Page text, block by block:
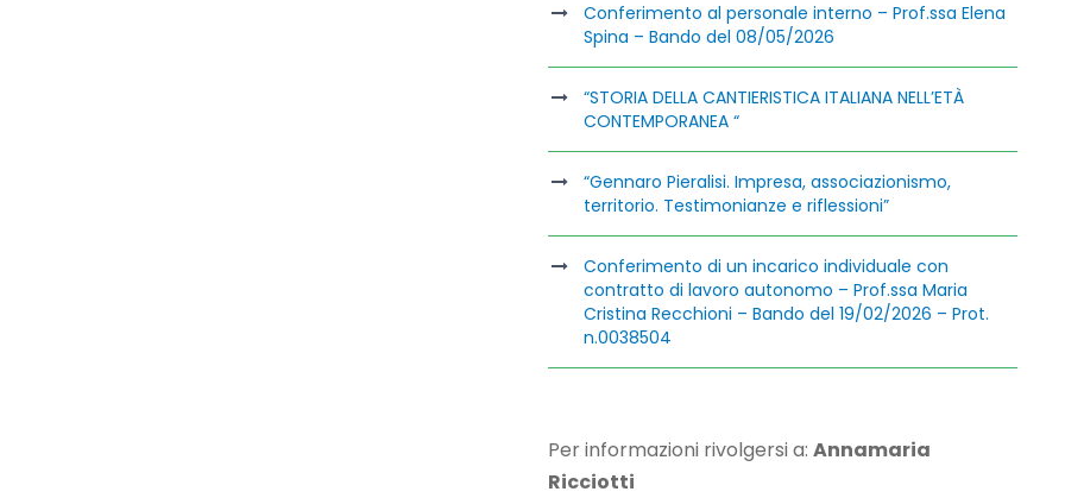
Conferimento al personale interno – Prof.ssa Elena
Spina – Bando del 08/05/2026
“STORIA DELLA CANTIERISTICA ITALIANA NELL’ETÀ
CONTEMPORANEA “
“Gennaro Pieralisi. Impresa, associazionismo,
territorio. Testimonianze e riflessioni”
Conferimento di un incarico individuale con
contratto di lavoro autonomo – Prof.ssa Maria
Cristina Recchioni – Bando del 19/02/2026 – Prot.
n.0038504
Per informazioni rivolgersi a:Annamaria
Ricciotti